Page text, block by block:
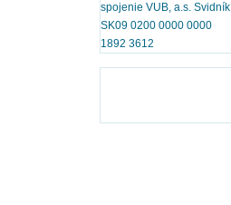
spojenie VUB, a.s. Svidník
SK09 0200 0000 0000
1892 3612